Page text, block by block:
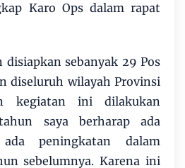
Karo Ops dalam rapat
disiapkan sebanyak 29 Pos
diseluruh wilayah Provinsi
kegiatan ini dilakukan
saya berharap ada
peningkatan dalam
sebelumnya. Karena ini